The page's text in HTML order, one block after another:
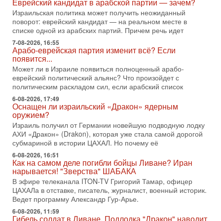
Тегерана и других стран региона. По его словам,
1-08-2026, 17:50
«Русский голос» Израиля: кто заберет его на этот
раз?
Голоса русскоязычных репатриантов не раз кардинально
меняли политический ландшафт Израиля. Достаточно
вспомнить взлет партии «Исраэль ба-алия», когда
31-07-2026, 17:00
Тайны закрытых дверей: о чём на самом деле
молчат Трамп и Нетаньяху?
Недавний визит премьер-министра Израиля Биньямина
Нетаньяху в США и его встреча с Дональдом Трампом
оставили больше вопросов, чем ответов. Полная
31-07-2026, 15:18
Иран готовит покушение на Нетаниягу! Трамп не
хочет эскалации, но КСИР готовит взрыв!
В эфире телеканала ITON-TV СЕРГЕЙ МИГДАЛЬ, эксперт
по вопросам безопасности, офицер запаса
Международного управления полиции Израиля, автор
31-07-2026, 09:02
Битва за разоружение ХАМАСа - НОВОСТИ
31/07/2026
Израильская политика может получить неожиданный
поворот: еврейский кандидат — на реальном месте в
списке одной из арабских партий. Причем речь идет
7-08-2026, 16:55
Арабо-еврейская партия изменит всё? Если
появится...
Может ли в Израиле появиться полноценный арабо-
еврейский политический альянс? Что произойдет с
политическим раскладом сил, если арабский список
6-08-2026, 17:49
Оснащен ли израильский «Дракон» ядерным
оружием?
Израиль получил от Германии новейшую подводную лодку
АХИ «Дракон» (Drakon), которая уже стала самой дорогой
субмариной в истории ЦАХАЛ. Но почему её
6-08-2026, 16:51
Как на самом деле погибли бойцы Ливане? Иран
нарывается! "Зверства" ШАБАКА
В эфире телеканала ITON-TV Григорий Тамар, офицер
ЦАХАЛа в отставке, писатель, журналист, военный историк.
Ведет программу Александр Гур-Арье.
6-08-2026, 11:59